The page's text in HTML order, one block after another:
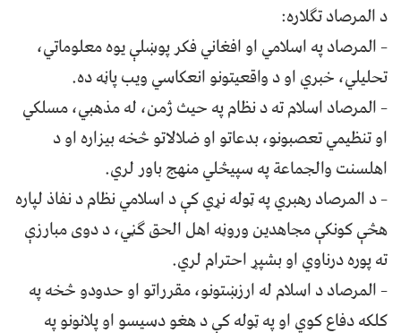
د المرصاد تګلاره:
– المرصاد په اسلامي او افغاني فکر پوښلې یوه معلوماتي،
تحلیلي، خبري او د واقعیتونو انعکاسي ویب پاڼه ده.
– المرصاد اسلام ته د نظام په حیث ژمن، له مذهبي، مسلکي
او تنظیمي تعصبونو، بدعاتو او ضلالاتو څخه بیزاره او د
اهلسنت والجماعة په سپیڅلي منهج باور لري.
– د المرصاد رهبري په ټوله نړي کې د اسلامي نظام د نفاذ لپاره
هڅې کونکې مجاهدین وروڼه اهل الحق ګڼي، د دوی مبارزې
ته پوره درناوي او بشپړ احترام لري.
– المرصاد د اسلام له ارزښتونو، مقرراتو او حدودو څخه په
کلکه دفاع کوي او په ټوله کې د هغو دسیسو او پلانونو په